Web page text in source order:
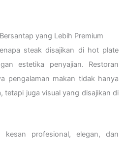
yang Lebih Premium
steak disajikan di hot plate
estetika penyajian. Restoran
pengalaman makan tidak hanya
tetapi juga visual yang disajikan di
kesan profesional, elegan, dan